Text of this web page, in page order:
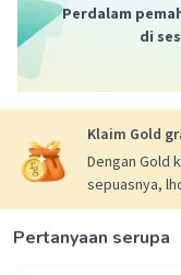
Perdalam
di
Klaim Gold
Dengan Gold
sepuasnya,
Pertanyaan serupa